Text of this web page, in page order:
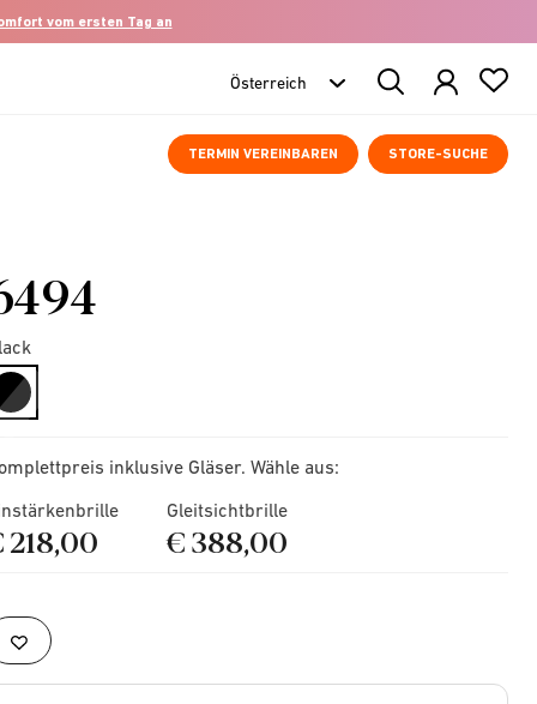
vom ersten Tag an
Search
Products
TERMIN VEREINBAREN STORE-SUCHE
selected
inklusive Gläser. Wähle aus:
218,00
Gleitsichtbrille
€ 388,00